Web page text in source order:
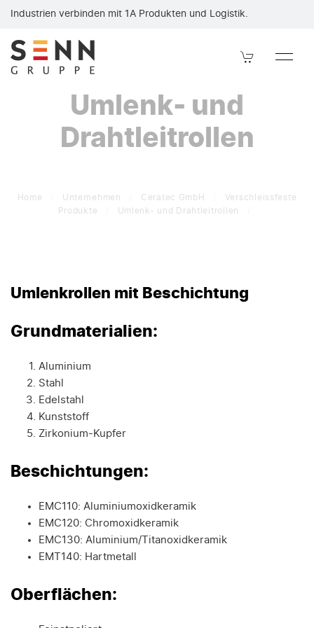
Umlenk- und Drahtleitrollen mit verschleißfester Beschichtung
Industrien verbinden mit 1A Produkten und Logistik.
Umlenk- und
Drahtleitrollen
Home Unternehmen Ceratec GmbH
Verschleissfeste
Produkte
Umlenk- und Drahtleitrollen
Umlenkrollen mit Beschichtung
Grundmaterialien:
Aluminium
Stahl
Edelstahl
Kunststoff
Zirkonium-Kupfer
Beschichtungen:
EMC110: Aluminiumoxidkeramik
EMC120: Chromoxidkeramik
EMC130: Aluminium/Titanoxidkeramik
EMT140: Hartmetall
Oberflächen: